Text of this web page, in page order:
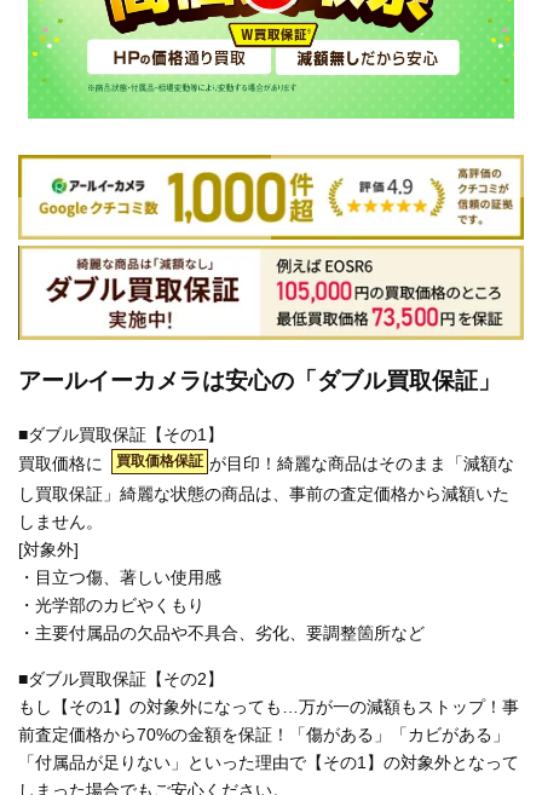
アールイーカメラは安心の「ダブル買取保証」
■ダブル買取保証【その1】
買取価格に
買取価格保証 が目印！綺麗な商品はそのまま「減額な
し買取保証」綺麗な状態の商品は、事前の査定価格から減額いた
しません。
[対象外]
・目立つ傷、著しい使用感
・光学部のカビやくもり
・主要付属品の欠品や不具合、劣化、要調整箇所など
■ダブル買取保証【その2】
もし【その1】の対象外になっても…万が一の減額もストップ！事
前査定価格から70%の金額を保証！「傷がある」「カビがある」
「付属品が足りない」といった理由で【その1】の対象外となって
しまった場合でもご安心ください。